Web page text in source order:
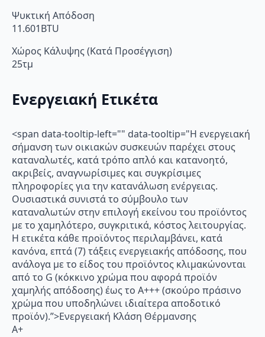
Ψυκτική Απόδοση
11.601BTU
Χώρος Κάλυψης (Κατά Προσέγγιση)
25τμ
Ενεργειακή Ετικέτα
<span data-tooltip-left="" data-tooltip="Η ενεργειακή
σήμανση των οικιακών συσκευών παρέχει στους
καταναλωτές, κατά τρόπο απλό και κατανοητό,
ακριβείς, αναγνωρίσιμες και συγκρίσιμες
πληροφορίες για την κατανάλωση ενέργειας.
Ουσιαστικά συνιστά το σύμβουλο των
καταναλωτών στην επιλογή εκείνου του προϊόντος
με το χαμηλότερο, συγκριτικά, κόστος λειτουργίας.
Η ετικέτα κάθε προϊόντος περιλαμβάνει, κατά
κανόνα, επτά (7) τάξεις ενεργειακής απόδοσης, που
ανάλογα με το είδος του προϊόντος κλιμακώνονται
από το G (κόκκινο χρώμα που αφορά προϊόν
χαμηλής απόδοσης) έως το Α+++ (σκούρο πράσινο
χρώμα που υποδηλώνει ιδιαίτερα αποδοτικό
προϊόν).”>Ενεργειακή Κλάση Θέρμανσης
A+